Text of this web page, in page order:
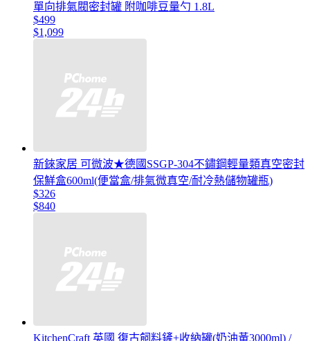
單向排氣閥密封罐 附咖啡豆量勺 1.8L
$499
$1,099
新錸家居 可微波★德國SSGP-304不鏽鋼輕量類真空密封
保鮮盒600ml(便當盒/排氣微真空/耐冷熱儲物罐瓶)
$326
$840
KitchenCraft 英國 復古飼料鏟+收納罐(奶油黃3000ml) /